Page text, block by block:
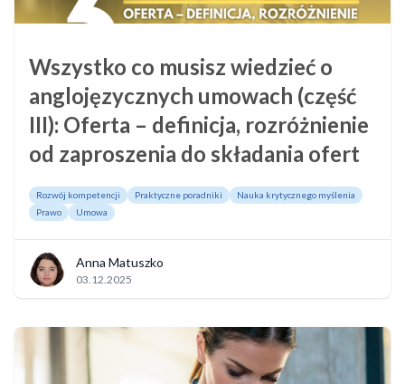
Wszystko co musisz wiedzieć o
anglojęzycznych umowach (część
III): Oferta – definicja, rozróżnienie
od zaproszenia do składania ofert
Rozwój kompetencji Praktyczne poradniki
Nauka krytycznego myślenia
Prawo
Umowa
Anna Matuszko
03.12.2025